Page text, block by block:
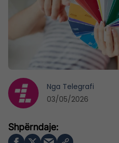
Nga Telegrafi
03/05/2026